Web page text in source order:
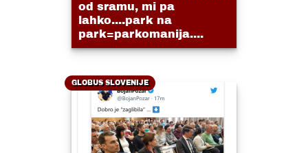
od sramu, mi pa
lahko....park na
park=parkomanija....
GLOBUS SLOVENIJE